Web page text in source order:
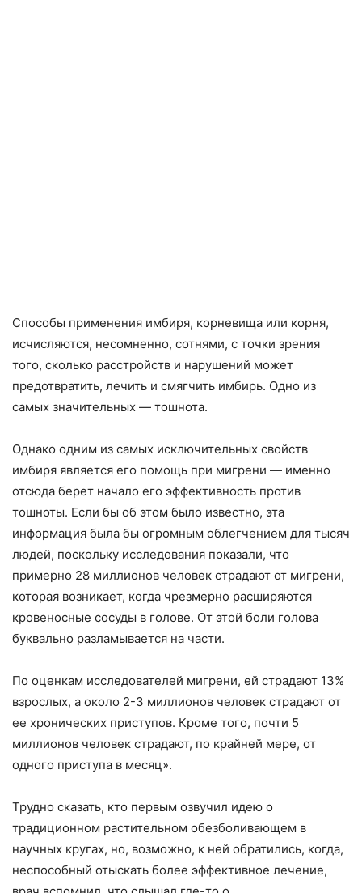
Способы применения имбиря, корневища или корня,
исчисляются, несомненно, сотнями, с точки зрения
того, сколько расстройств и нарушений может
предотвратить, лечить и смягчить имбирь. Одно из
самых значительных — тошнота.
Однако одним из самых исключительных свойств
имбиря является его помощь при мигрени — именно
отсюда берет начало его эффективность против
тошноты. Если бы об этом было известно, эта
информация была бы огромным облегчением для тысяч
людей, поскольку исследования показали, что
примерно 28 миллионов человек страдают от мигрени,
которая возникает, когда чрезмерно расширяются
кровеносные сосуды в голове. От этой боли голова
буквально разламывается на части.
По оценкам исследователей мигрени, ей страдают 13%
взрослых, а около 2-3 миллионов человек страдают от
ее хронических приступов. Кроме того, почти 5
миллионов человек страдают, по крайней мере, от
одного приступа в месяц».
Трудно сказать, кто первым озвучил идею о
традиционном растительном обезболивающем в
научных кругах, но, возможно, к ней обратились, когда,
неспособный отыскать более эффективное лечение,